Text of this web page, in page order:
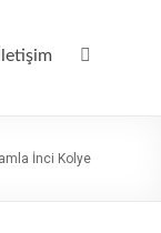
İletişim
İnci Kolye